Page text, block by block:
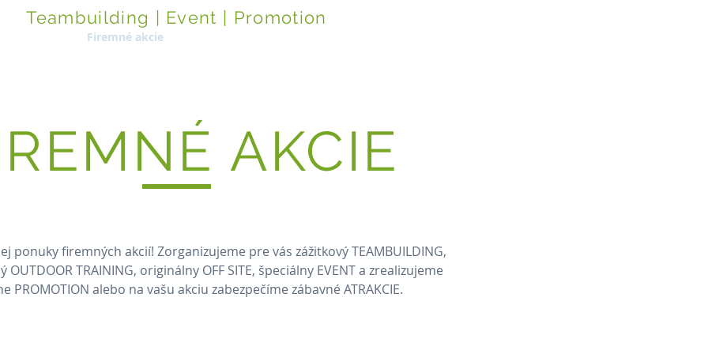
Teambuilding | Event | Promotion
Firemné akcie
AKCIE
ponuky firemných akcií! Zorganizujeme pre vás zážitkový TEAMBUILDING,
TRAINING, originálny OFF SITE, špeciálny EVENT a zrealizujeme
PROMOTION alebo na vašu akciu zabezpečíme zábavné ATRAKCIE.